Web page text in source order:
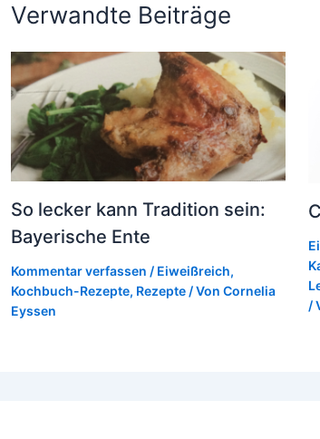
Verwandte Beiträge
So lecker kann Tradition sein:
Bayerische Ente
Kommentar verfassen / Eiweißreich,
Kochbuch-Rezepte, Rezepte / Von Cornelia
Eyssen
/